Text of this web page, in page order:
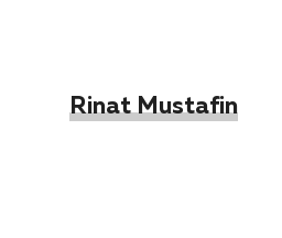
Rinat Mustafin